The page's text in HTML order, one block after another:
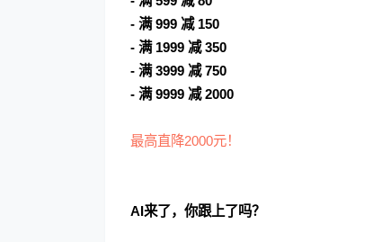
- 满 999 减 150
- 满 1999 减 350
- 满 3999 减 750
- 满 9999 减 2000
最高直降2000元！
AI来了，你跟上了吗？